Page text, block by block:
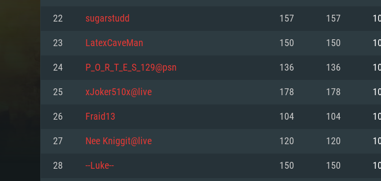
REQUERIMENTOS
22 sugarstudd 157 157
23 LatexCaveMan 150 150
24 P_O_R_T_E_S_129@psn 136 136
25 xJoker510x@live 178 178
26 Fraid13 104 104
27 Nee Kniggit@live 120 120
28 --Luke-- 150 150